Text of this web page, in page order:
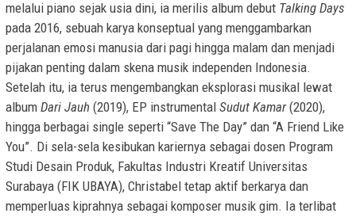
melalui piano sejak usia dini, ia merilis album debut Talking Days
pada 2016, sebuah karya konseptual yang menggambarkan
perjalanan emosi manusia dari pagi hingga malam dan menjadi
pijakan penting dalam skena musik independen Indonesia.
Setelah itu, ia terus mengembangkan eksplorasi musikal lewat
album Dari Jauh (2019), EP instrumental Sudut Kamar(2020),
hingga berbagai single seperti “Save The Day” dan “A Friend Like
You”. Di sela-sela kesibukan kariernya sebagai dosen Program
Studi Desain Produk, Fakultas Industri Kreatif Universitas
Surabaya (FIK UBAYA), Christabel tetap aktif berkarya dan
memperluas kiprahnya sebagai komposer musik gim. Ia terlibat